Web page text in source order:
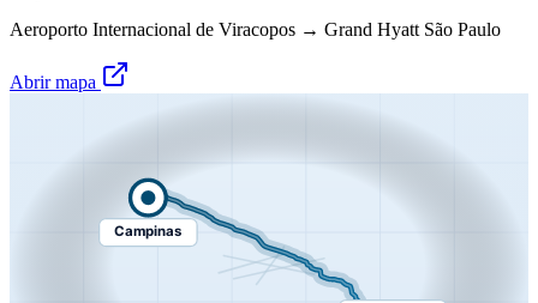
Aeroporto Internacional de Viracopos → Grand Hyatt São Paulo
Abrir mapa
Campinas